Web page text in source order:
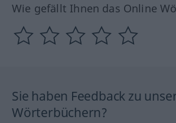
Wie gefällt Ihnen das Online
Sie haben Feedback zu
Wörterbüchern?